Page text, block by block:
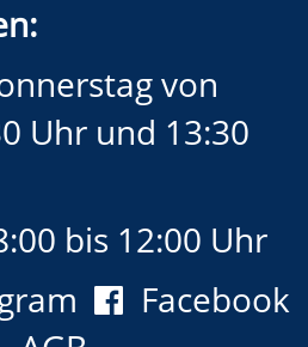
von
Uhr und 13:30
bis 12:00 Uhr
Facebook